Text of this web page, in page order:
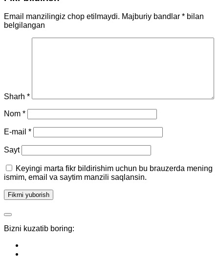
Email manzilingiz chop etilmaydi. Majburiy bandlar * bilan
belgilangan
Sharh *
Nom *
E-mail *
Sayt
Keyingi marta fikr bildirishim uchun bu brauzerda mening
ismim, email va saytim manzili saqlansin.
Bizni kuzatib boring: